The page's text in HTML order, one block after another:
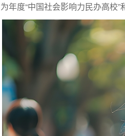
为年度“中国社会影响力民办高校